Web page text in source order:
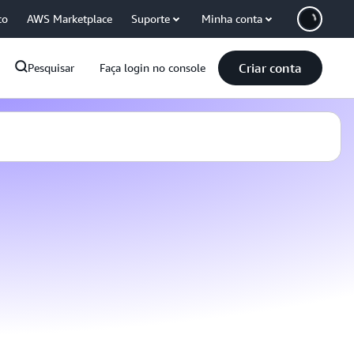
AWS Marketplace Suporte Minha conta
Pesquisar Faça login no console Criar conta